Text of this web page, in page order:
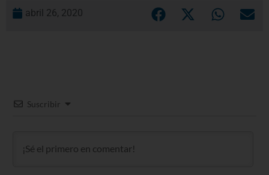
abril 26, 2020
Suscribir